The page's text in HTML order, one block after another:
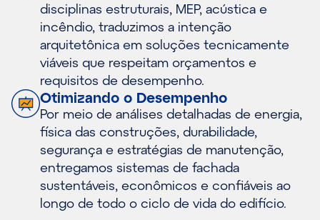
disciplinas estruturais, MEP, acústica e
incêndio, traduzimos a intenção
arquitetônica em soluções tecnicamente
viáveis que respeitam orçamentos e
requisitos de desempenho.
Otimizando o Desempenho
Por meio de análises detalhadas de energia,
física das construções, durabilidade,
segurança e estratégias de manutenção,
entregamos sistemas de fachada
sustentáveis, econômicos e confiáveis ao
longo de todo o ciclo de vida do edifício.